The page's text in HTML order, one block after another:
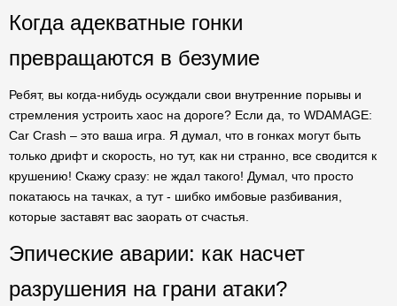
Когда адекватные гонки
превращаются в безумие
Ребят, вы когда-нибудь осуждали свои внутренние порывы и
стремления устроить хаос на дороге? Если да, то WDAMAGE:
Car Crash – это ваша игра. Я думал, что в гонках могут быть
только дрифт и скорость, но тут, как ни странно, все сводится к
крушению! Скажу сразу: не ждал такого! Думал, что просто
покатаюсь на тачках, а тут - шибко имбовые разбивания,
которые заставят вас заорать от счастья.
Эпические аварии: как насчет
разрушения на грани атаки?